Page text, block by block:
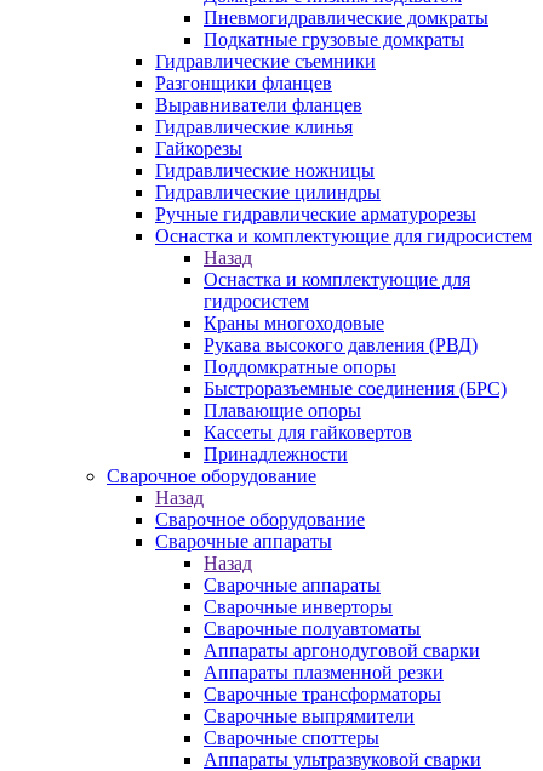
Пневмогидравлические домкраты
Подкатные грузовые домкраты
Гидравлические съемники
Разгонщики фланцев
Выравниватели фланцев
Гидравлические клинья
Гайкорезы
Гидравлические ножницы
Гидравлические цилиндры
Ручные гидравлические арматурорезы
Оснастка и комплектующие для гидросистем
Назад
Оснастка и комплектующие для
гидросистем
Краны многоходовые
Рукава высокого давления (РВД)
Поддомкратные опоры
Быстроразъемные соединения (БРС)
Плавающие опоры
Кассеты для гайковертов
Принадлежности
Сварочное оборудование
Назад
Сварочное оборудование
Сварочные аппараты
Назад
Сварочные аппараты
Сварочные инверторы
Сварочные полуавтоматы
Аппараты аргонодуговой сварки
Аппараты плазменной резки
Сварочные трансформаторы
Сварочные выпрямители
Сварочные споттеры
Аппараты ультразвуковой сварки